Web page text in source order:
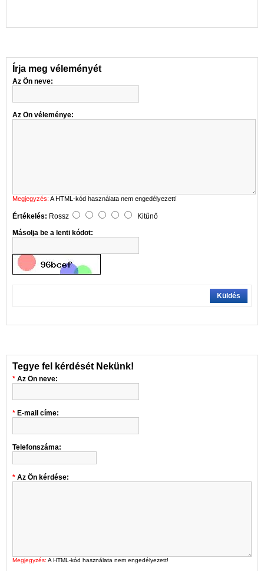
Írja meg véleményét
Az Ön neve:
Az Ön véleménye:
Megjegyzés: A HTML-kód használata nem engedélyezett!
Értékelés: Rossz
Kitűnő
Másolja be a lenti kódot:
Küldés
Tegye fel kérdését Nekünk!
Az Ön neve:
E-mail címe:
Telefonszáma:
Az Ön kérdése:
Megjegyzés: A HTML-kód használata nem engedélyezett!